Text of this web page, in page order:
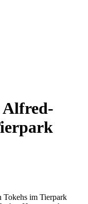
Alfred-
Tokehs im Tierpark